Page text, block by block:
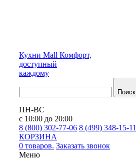
Кухни Mall Комфорт,
доступный
каждому
Поиск
ПН-ВС
с 10:00 до 20:00
8 (800) 302-77-06 8 (499) 348-15-11
КОРЗИНА
0 товаров. Заказать звонок
Меню